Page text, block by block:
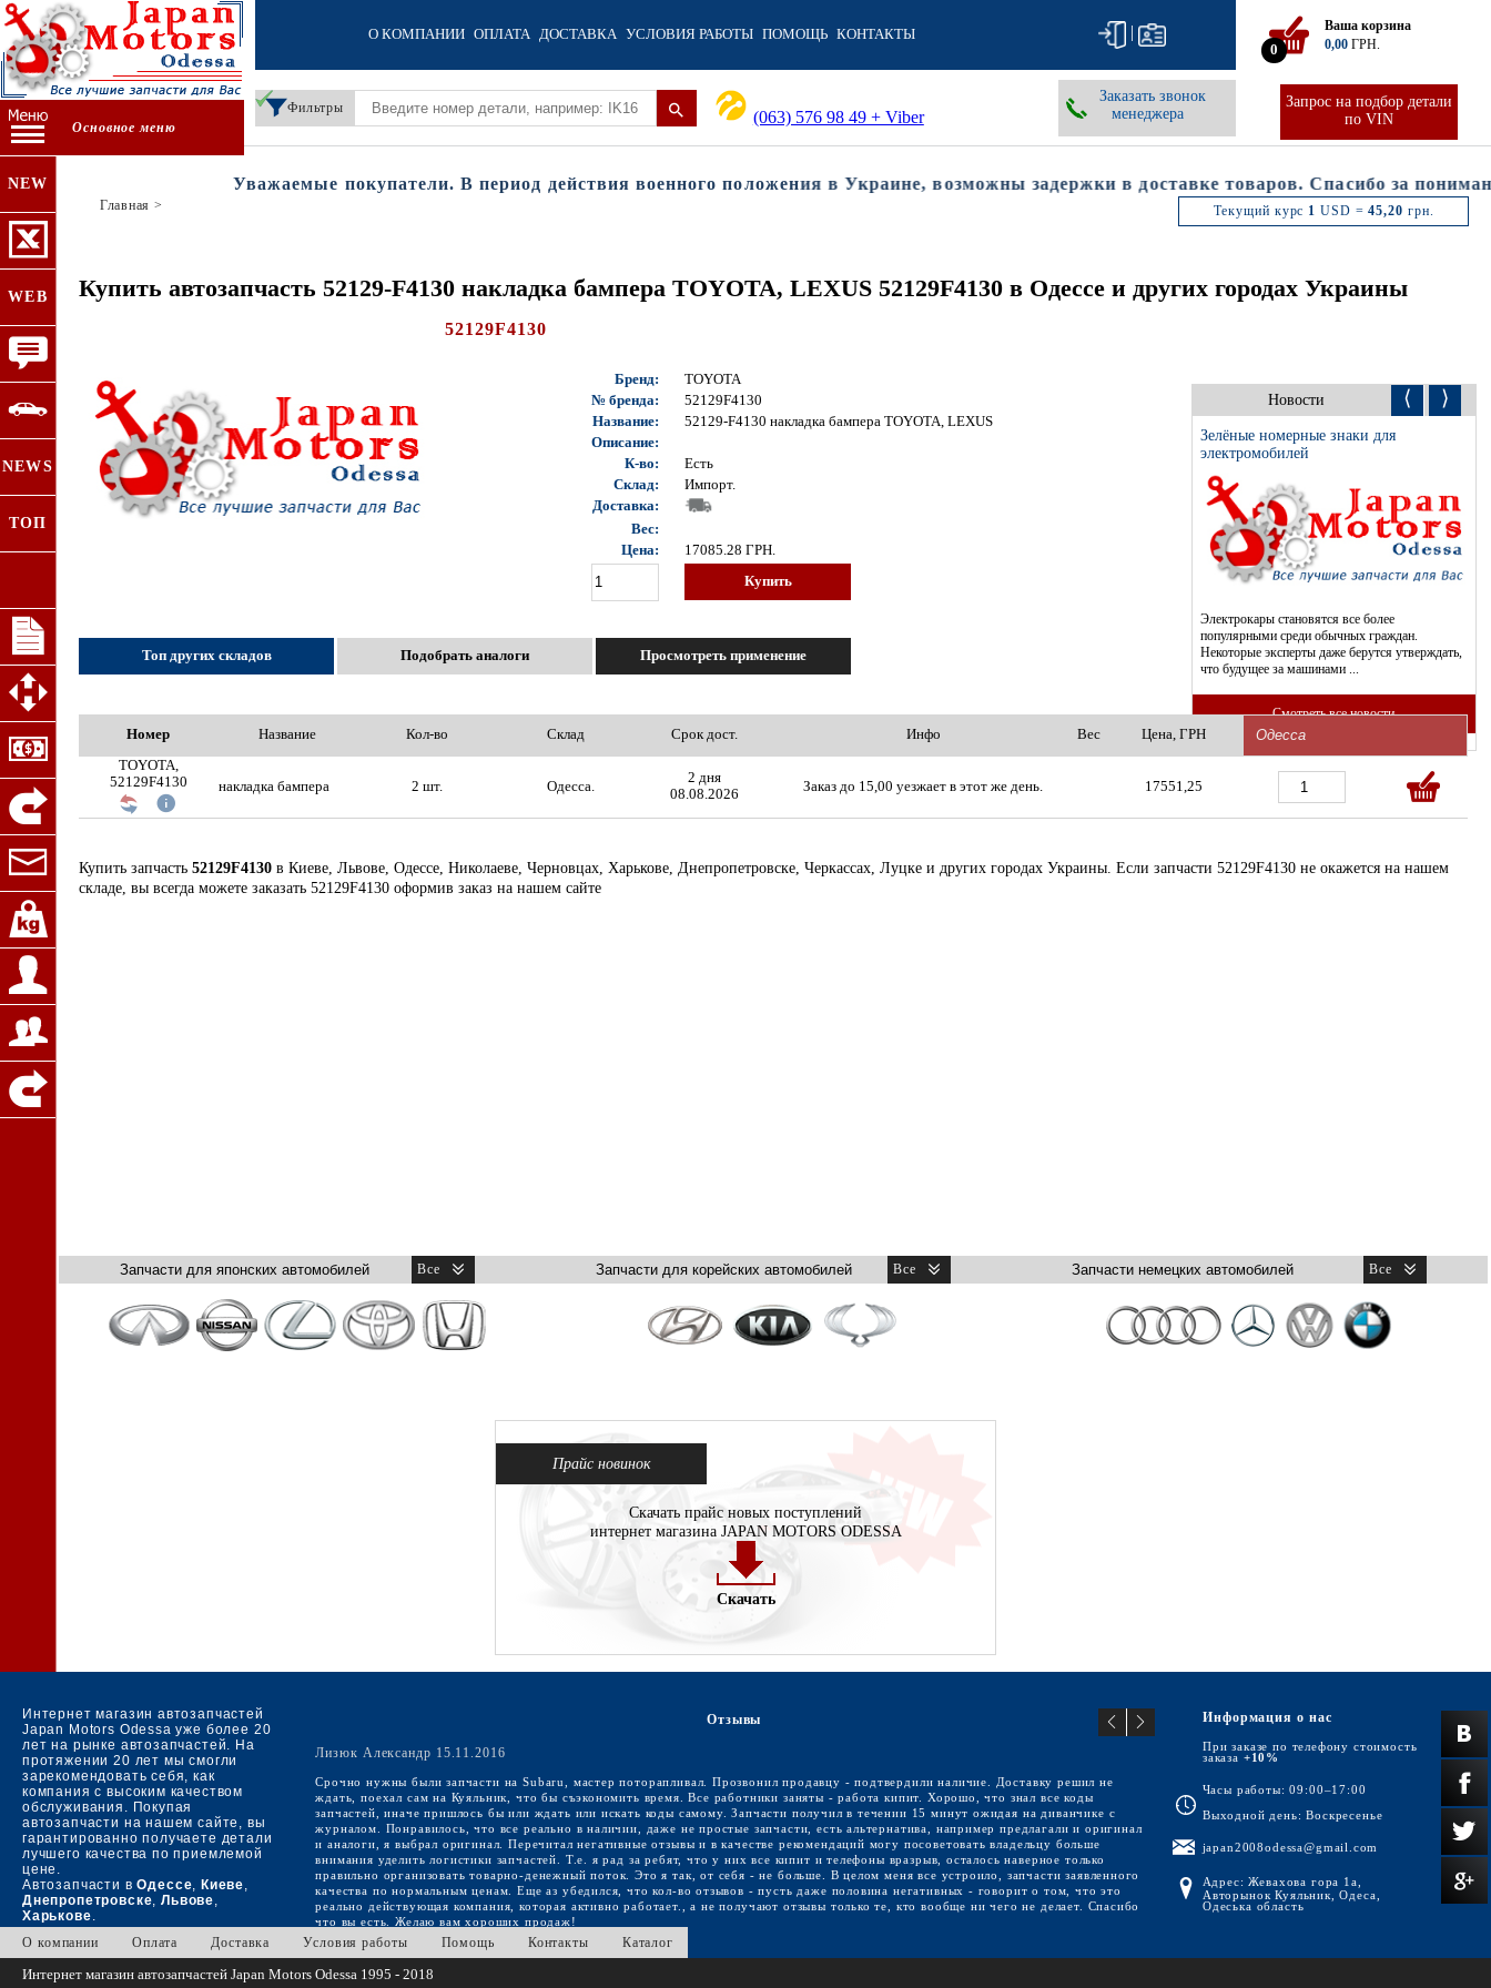
О КОМПАНИИ ОПЛАТА ДОСТАВКА УСЛОВИЯ РАБОТЫ ПОМОЩЬ КОНТАКТЫ |
Фильтры
(063) 576 98 49 + Viber
Запрос на подбор детали
по VIN
Заказать звонок
менеджера
0
Ваша корзина
0,00 ГРН.
Основное меню
NEW
WEB
NEWS
ТОП
Уважаемые покупатели. В период действия военного положения в Украине, возможны задержки в доставке товаров. Спасибо за
Главная > Текущий курс 1 USD =45,20 грн.
Купить автозапчасть 52129-F4130 накладка бампера TOYOTA, LEXUS 52129F4130 в Одессе и других городах Украины
52129F4130
Бренд:
TOYOTA
№ бренда:
52129F4130
Название:
52129-F4130 накладка бампера TOYOTA, LEXUS
Описание:
К-во:
Есть
Склад:
Импорт.
Доставка:
Вес:
Цена:
17085.28 ГРН.
Купить
Топ других складов Подобрать аналоги Просмотреть применение
Новости ⟨ ⟩
Зелёные номерные знаки для
электромобилей
Электрокары становятся все более
популярными среди обычных граждан.
Некоторые эксперты даже берутся утверждать,
что будущее за машинами ...
Смотреть все новости
Номер
Название Кол-во Склад Срок дост. Инфо Вес
Цена, ГРН
TOYOTA,
52129F4130
накладка бампера 2 шт. Одесса.
2 дня
08.08.2026
Заказ до 15,00 уезжает в этот же день. 17551,25
Купить запчасть52129F4130 в Киеве, Львове, Одессе, Николаеве, Черновцах, Харькове, Днепропетровске, Черкассах, Луцке и других городах Украины. Если запчасти 52129F4130 не окажется на нашем
складе, вы всегда можете заказать 52129F4130 оформив заказ на нашем сайте
Прайс новинок
Скачать прайс новых поступлений
интернет магазина JAPAN MOTORS ODESSA
Скачать
Интернет магазин автозапчастей
Japan Motors Odessa уже более 20
лет на рынке автозапчастей. На
протяжении 20 лет мы смогли
зарекомендовать себя, как
компания с высоким качеством
обслуживания. Покупая
автозапчасти на нашем сайте, вы
гарантированно получаете детали
лучшего качества по приемлемой
цене.
Автозапчасти вОдессе Киеве
Днепропетровске ,Львове
Харькове
Отзывы
Лизюк Александр 15.11.2016
Срочно нужны были запчасти на Subaru, мастер поторапливал. Прозвонил продавцу - подтвердили наличие. Доставку решил не
ждать, поехал сам на Куяльник, что бы съэкономить время. Все работники заняты - работа кипит. Хорошо, что знал все коды
запчастей, иначе пришлось бы или ждать или искать коды самому. Запчасти получил в течении 15 минут ожидая на диванчике с
журналом. Понравилось, что все реально в наличии, даже не простые запчасти, есть альтернатива, например предлагали и оригинал
и аналоги, я выбрал оригинал. Перечитал негативные отзывы и в качестве рекомендаций могу посоветовать владельцу больше
внимания уделить логистики запчастей. Т.е. я рад за ребят, что у них все кипит и телефоны вразрыв, осталось наверное только
правильно организовать товарно-денежный поток. Это я так, от себя - не больше. В целом меня все устроило, запчасти заявленного
качества по нормальным ценам. Еще аз убедился, что кол-во отзывов - пусть даже половина негативных - говорит о том, что это
реально действующая компания, которая активно работает., а не получают отзывы только те, кто вообще ни чего не делает. Спасибо
что вы есть. Желаю вам хороших продаж!
Информация о нас
При заказе по телефону стоимость
заказа +10%
Часы работы: 09:00–17:00
Выходной день: Воскресенье
japan2008odessa@gmail.com
Адрес: Жевахова гора 1а,
Авторынок Куяльник, Одеса,
Одеська область
О компании Оплата Доставка Условия работы Помощь Контакты Каталог
Интернет магазин автозапчастей Japan Motors Odessa 1995 - 2018